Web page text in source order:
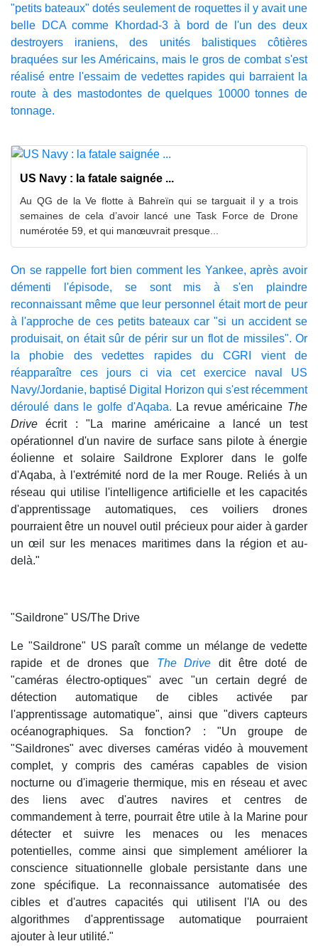
"petits bateaux" dotés seulement de roquettes il y avait une
belle DCA comme Khordad-3 à bord de l'un des deux
destroyers iraniens, des unités balistiques côtières
braquées sur les Américains, mais le gros de combat s'est
réalisé entre l'essaim de vedettes rapides qui barraient la
route à des mastodontes de quelques 10000 tonnes de
tonnage.
US Navy : la fatale saignée ...
Au QG de la Ve flotte à Bahreïn qui se targuait il y a trois
semaines de cela d’avoir lancé une Task Force de Drone
numérotée 59, et qui manœuvrait presque...
On se rappelle fort bien comment les Yankee, après avoir
démenti l'épisode, se sont mis à s'en plaindre
reconnaissant même que leur personnel était mort de peur
à l'approche de ces petits bateaux car "si un accident se
produisait, on était sûr de périr sur un flot de missiles". Or
la phobie des vedettes rapides du CGRI vient de
réapparaître ces jours ci via cet exercice naval US
Navy/Jordanie, baptisé Digital Horizon qui s'est récemment
déroulé dans le golfe d'Aqaba. La revue américaine The
Drive écrit : "La marine américaine a lancé un test
opérationnel d'un navire de surface sans pilote à énergie
éolienne et solaire Saildrone Explorer dans le golfe
d'Aqaba, à l'extrémité nord de la mer Rouge. Reliés à un
réseau qui utilise l'intelligence artificielle et les capacités
d'apprentissage automatiques, ces voiliers drones
pourraient être un nouvel outil précieux pour aider à garder
un œil sur les menaces maritimes dans la région et au-
delà."
"Saildrone" US/The Drive
Le "Saildrone" US paraît comme un mélange de vedette
rapide et de drones que The Drive dit être doté de
"caméras électro-optiques" avec "un certain degré de
détection automatique de cibles activée par
l'apprentissage automatique", ainsi que "divers capteurs
océanographiques. Sa fonction? : "Un groupe de
"Saildrones" avec diverses caméras vidéo à mouvement
complet, y compris des caméras capables de vision
nocturne ou d'imagerie thermique, mis en réseau et avec
des liens avec d'autres navires et centres de
commandement à terre, pourrait être utile à la Marine pour
détecter et suivre les menaces ou les menaces
potentielles, comme ainsi que simplement améliorer la
conscience situationnelle globale persistante dans une
zone spécifique. La reconnaissance automatisée des
cibles et d'autres capacités qui utilisent l'IA ou des
algorithmes d'apprentissage automatique pourraient
ajouter à leur utilité."